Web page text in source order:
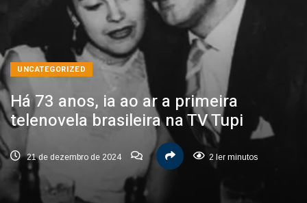
UNCATEGORIZED
Há 73 anos, ia ao ar a primeira
telenovela brasileira na TV Tupi
21 de dezembro de 2024 2 ler minutos